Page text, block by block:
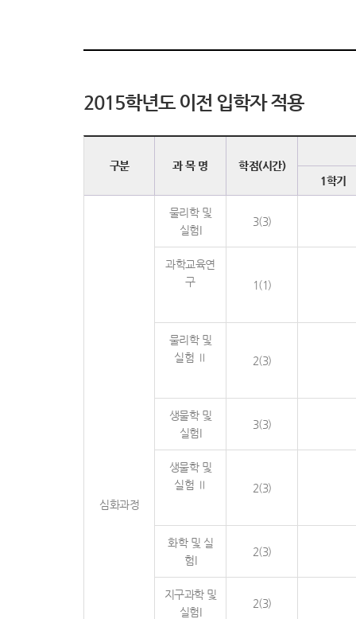
2015학년도 이전 입학자 적용
구분 과 목 명
학점(시간)
1학기
심화과정
물리학 및
실험I
3(3)
과학교육연
구
1(1)
물리학 및
실험 Ⅱ
2(3)
생물학 및
실험I
3(3)
생물학 및
실험 Ⅱ
2(3)
화학 및 실
험I
2(3)
지구과학 및
실험I
2(3)